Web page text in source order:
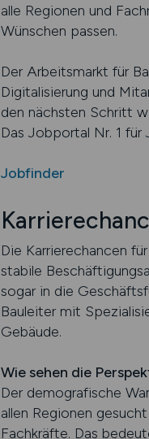
alle Regionen und
Wünschen passen.
Der Arbeitsmarkt für
Digitalisierung und
den nächsten Schritt
Das Jobportal Nr. 1
Jobfinder
Die Karrierechancen
stabile
sogar in die
Bauleiter mit
Gebäude.
Wie sehen die
Der demografische
allen Regionen
Fachkräfte. Das